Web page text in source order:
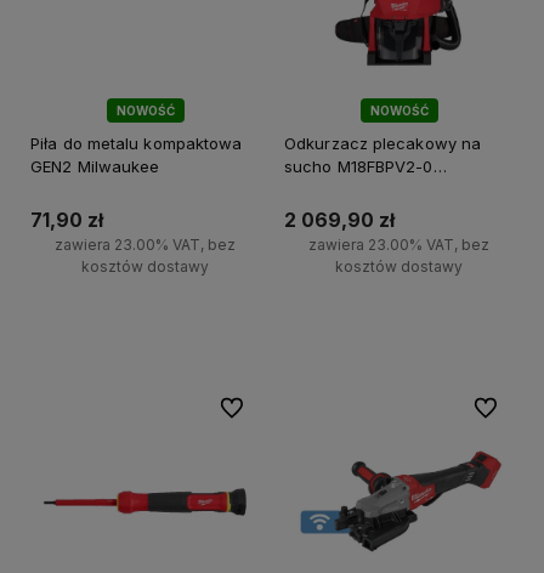
NOWOŚĆ
Piła do metalu kompaktowa
GEN2 Milwaukee
71,90 zł
zawiera 23.00% VAT, bez
kosztów dostawy
NOWOŚĆ
Odkurzacz plecakowy na
sucho M18FBPV2-0
2 069,90 zł
zawiera 23.00% VAT, bez
kosztów dostawy
Do ulubionych Do